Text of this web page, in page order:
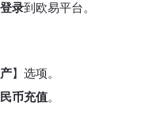
登录到欧易平台。
】选项。
币充值。